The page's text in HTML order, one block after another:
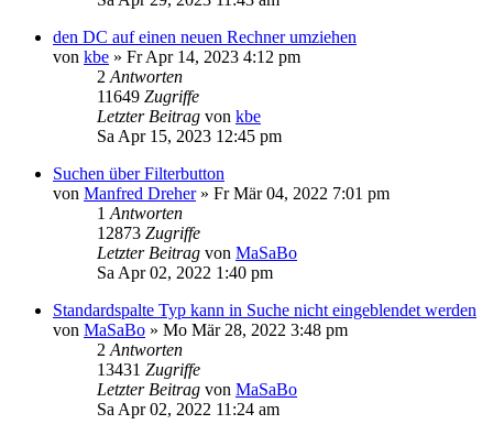
den DC auf einen neuen Rechner umziehen
von kbe » Fr Apr 14, 2023 4:12 pm
2 Antworten
11649 Zugriffe
Letzter Beitrag von kbe
Sa Apr 15, 2023 12:45 pm
Suchen über Filterbutton
von Manfred Dreher» Fr Mär 04, 2022 7:01 pm
1 Antworten
12873 Zugriffe
Letzter Beitrag von MaSaBo
Sa Apr 02, 2022 1:40 pm
Standardspalte Typ kann in Suche nicht eingeblendet werden
von MaSaBo » Mo Mär 28, 2022 3:48 pm
2 Antworten
13431 Zugriffe
Letzter Beitrag von MaSaBo
Sa Apr 02, 2022 11:24 am